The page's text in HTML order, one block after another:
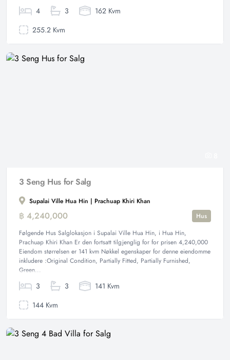
4 3
162 Kvm
255.2 Kvm
3 Seng Hus for Salg
Supalai Ville Hua Hin | Prachuap Khiri Khan
฿ 4,240,000
Hus
Følgende Hus Salglokasjon i Supalai Ville Hua Hin, i Hua Hin,
Prachuap Khiri Khan Er den fortsatt tilgjenglig for for prisen 4,240,000
Eiendom størrelsen er 141 kvm Nøkkel egenskaper for denne eiendomme
inkludere :Original Condition, Partially Fitted, Partially Furnished,
Green...
3 3
141 Kvm
144 Kvm